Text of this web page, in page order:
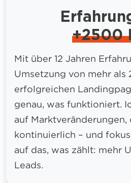
+2500
Mit über 12 Jahren
Umsetzung von mehr als
erfolgreichen
genau, was funktioniert.
auf
kontinuierlich – und
auf das, was zählt: mehr
Leads.